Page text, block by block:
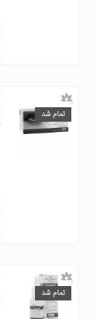
تمام شد
تمام شد